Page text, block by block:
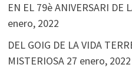
EN EL 79è ANIVERSARI DE
enero, 2022
DEL GOIG DE LA VIDA
MISTERIOSA 27 enero, 2022